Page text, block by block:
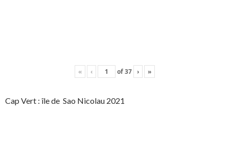
« ‹ of37 › »
Cap Vert : île de Sao Nicolau 2021